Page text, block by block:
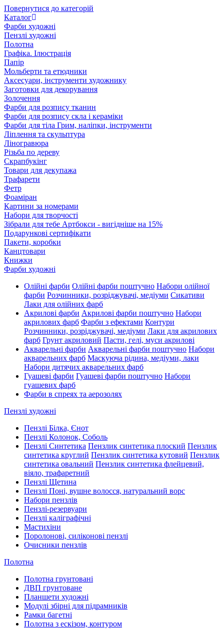
Повернутися до категорій
Каталог
Фарби художні
Пензлі художні
Полотна
Графіка. Ілюстрація
Папір
Мольберти та етюдники
Аксесуари, інструменти художнику
Заготовки для декорування
Золочення
Фарби для розпису тканин
Фарби для розпису скла і кераміки
Фарби для тіла Грим, наліпки, інструменти
Ліплення та скульптура
Ліногравюра
Різьба по дереву
Скрапбукінг
Товари для декупажа
Трафарети
Фетр
Фоаміран
Картини за номерами
Набори для творчості
Зібрали для тебе Артбокси - вигідніше на 15%
Подарункові сертифікати
Пакети, коробки
Канцтовари
Книжки
Фарби художні
Олійні фарби Олійні фарби поштучно Набори олійної
фарби Розчинники, розріджувачі, медіуми Сикативи
Лаки для олійних фарб
Акрилові фарби Акрилові фарби поштучно Набори
акрилових фарб Фарби з ефектами Контури
Розчинники, розріджувачі, медіуми Лаки для акрилових
фарб Грунт акриловий Пасти, гелі, муси акрилові
Акварельні фарби Акварельні фарби поштучно Набори
акварельних фарб Маскуюча рідина, медіуми, лаки
Набори дитячих акварельних фарб
Гуашеві фарби Гуашеві фарби поштучно Набори
гуашевих фарб
Фарби в спреях та аерозолях
Пензлі художні
Пензлі Білка, Єнот
Пензлі Колонок, Соболь
Пензлі Синтетика Пензлик синтетика плоский Пензлик
синтетика круглий Пензлик синтетика кутовий Пензлик
синтетика овальний Пензлик синтетика флейцевий,
віяло, трафаретний
Пензлі Щетина
Пензлі Поні, вушне волосся, натуральний ворс
Набори пензлів
Пензлі-резервуари
Пензлі каліграфічні
Мастихіни
Поролонові, силіконові пензлі
Очисники пензлів
Полотна
Полотна грунтовані
ДВП грунтоване
Планшети художні
Модулі збірні для підрамників
Рамки багетні
Полотна з ескізом, контуром